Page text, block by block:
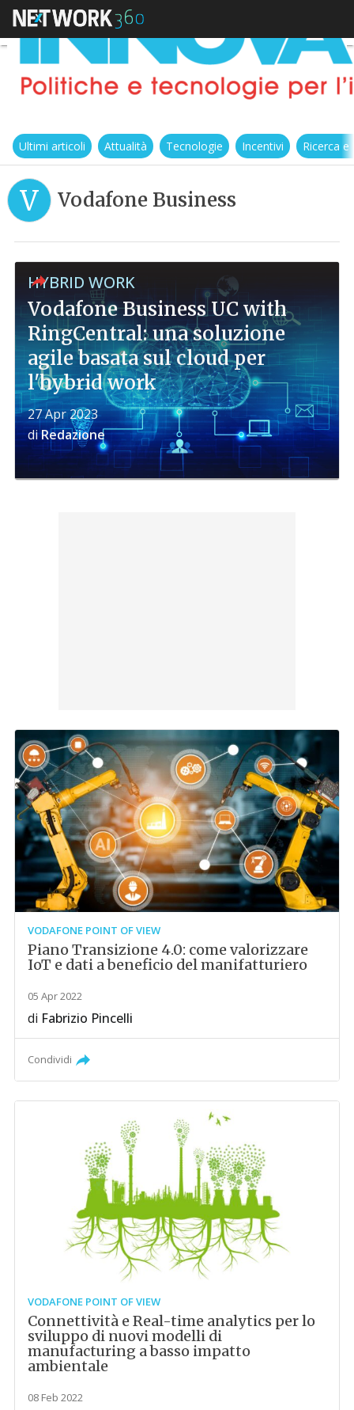
Ultimi articoli Attualità Tecnologie Incentivi Ricerca
V Vodafone Business
HYBRID WORK
Vodafone Business UC with
RingCentral: una soluzione
agile basata sul cloud per
l'hybrid work
27 Apr 2023
diRedazione
VODAFONE POINT OF VIEW
Piano Transizione 4.0: come valorizzare
IoT e dati a beneficio del manifatturiero
05 Apr 2022
di Fabrizio Pincelli
Condividi
VODAFONE POINT OF VIEW
Connettività e Real-time analytics per lo
sviluppo di nuovi modelli di
manufacturing a basso impatto
ambientale
08 Feb 2022